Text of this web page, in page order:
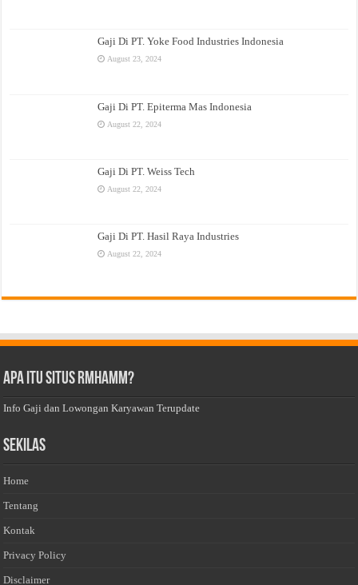
Gaji Di PT. Yoke Food Industries Indonesia
August 23, 2024
Gaji Di PT. Epiterma Mas Indonesia
August 22, 2024
Gaji Di PT. Weiss Tech
August 22, 2024
Gaji Di PT. Hasil Raya Industries
August 22, 2024
Apa Itu Situs Rmhamm?
Info Gaji dan Lowongan Karyawan Terupdate
Sekilas
Home
Tentang
Kontak
Privacy Policy
Disclaimer